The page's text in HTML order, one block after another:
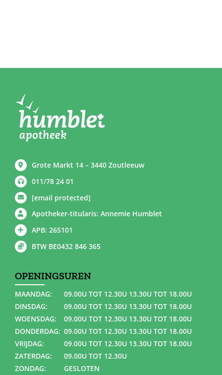
Grote Markt 14 – 3440 Zoutleeuw
011/78 24 01
[email protected]
Apotheker-titularis: Annemie Humblet
APB: 265101
BTW BE0432 846 365
OPENINGSUREN
MAANDAG:
09.00U TOT 12.30U 13.30U TOT 18.00U
DINSDAG:
09.00U TOT 12.30U 13.30U TOT 18.00U
WOENSDAG:
09.00U TOT 12.30U 13.30U TOT 18.00U
DONDERDAG: 09.00U TOT 12.30U 13.30U TOT 18.00U
VRIJDAG:
09.00U TOT 12.30U 13.30U TOT 18.00U
ZATERDAG:
09.00U TOT 12.30U
ZONDAG:
GESLOTEN